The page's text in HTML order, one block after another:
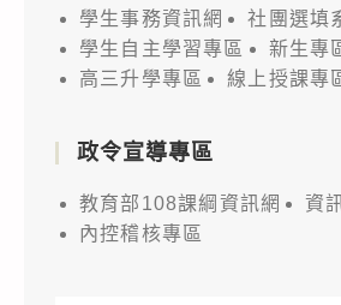
學生事務資訊網
社團選填
學生自主學習專區
新生專
高三升學專區
線上授課專
政令宣導專區
教育部108課綱資訊網
資
內控稽核專區